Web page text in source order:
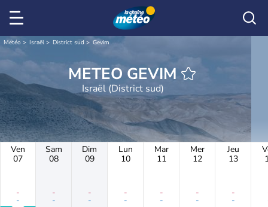
Météo Israël District sud Gevim
METEO GEVIM
Israël (District sud)
Ven
07
-
-
Sam
08
-
-
Dim
09
-
-
Lun
10
-
-
Mar
11
-
-
Mer
12
-
-
Jeu
13
-
-